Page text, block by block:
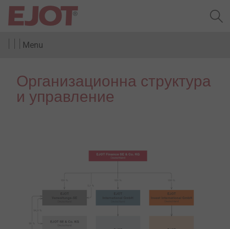
Menu
Организационна структура
и управление